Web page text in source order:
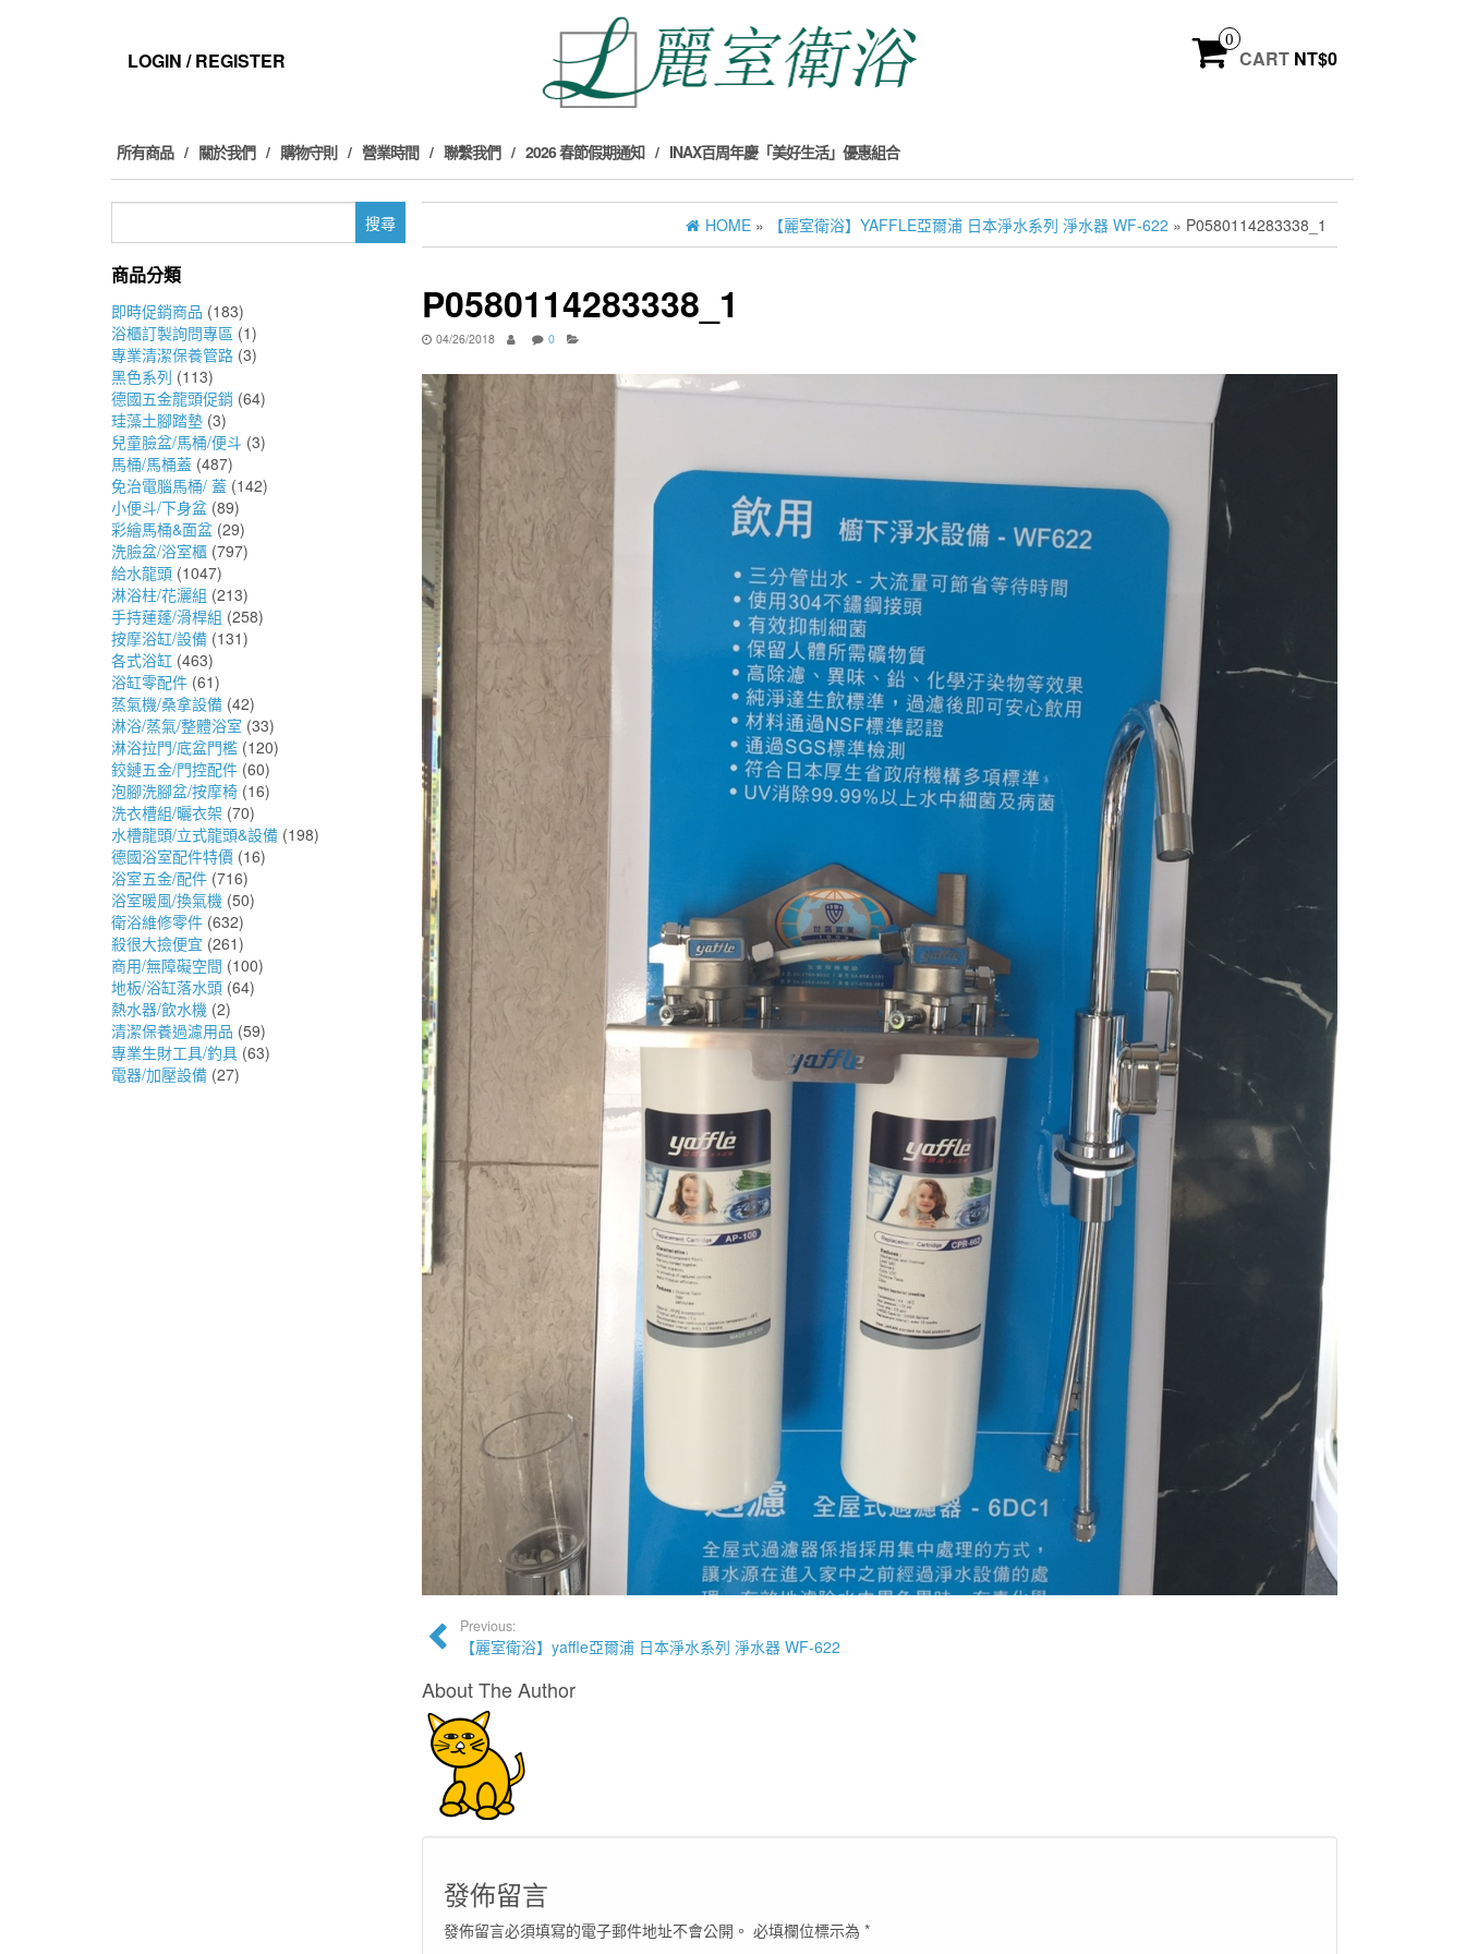
LOGIN / REGISTER
0
CART NT$0
所有商品 關於我們 購物守則 營業時間 聯繫我們 2026 春節假期通知 INAX百周年慶「美好生活」優惠組合
鍵
商品分類
即時促銷商品 (183)
浴櫃訂製詢問專區 (1)
專業清潔保養管路 (3)
黑色系列 (113)
德國五金龍頭促銷 (64)
珪藻土腳踏墊 (3)
兒童臉盆/馬桶/便斗 (3)
馬桶/馬桶蓋 (487)
免治電腦馬桶/ 蓋 (142)
小便斗/下身盆 (89)
彩繪馬桶&面盆 (29)
洗臉盆/浴室櫃 (797)
給水龍頭 (1047)
淋浴柱/花灑組 (213)
手持蓮蓬/滑桿組 (258)
按摩浴缸/設備 (131)
各式浴缸 (463)
浴缸零配件 (61)
蒸氣機/桑拿設備 (42)
淋浴/蒸氣/整體浴室 (33)
淋浴拉門/底盆門檻 (120)
鉸鏈五金/門控配件 (60)
泡腳洗腳盆/按摩椅 (16)
洗衣槽組/曬衣架 (70)
水槽龍頭/立式龍頭&設備 (198)
德國浴室配件特價 (16)
浴室五金/配件 (716)
浴室暖風/換氣機 (50)
衛浴維修零件 (632)
殺很大撿便宜 (261)
商用/無障礙空間 (100)
地板/浴缸落水頭 (64)
熱水器/飲水機 (2)
清潔保養過濾用品 (59)
專業生財工具/釣具 (63)
電器/加壓設備 (27)
HOME » 【麗室衛浴】YAFFLE亞爾浦 日本淨水系列 淨水器 WF-622 » P0580114283338_1
P0580114283338_1
04/26/2018 0
Previous:
【麗室衛浴】yaffle亞爾浦 日本淨水系列 淨水器 WF-622
About The Author
發佈留言
發佈留言必須填寫的電子郵件地址不會公開。 必填欄位標示為 *